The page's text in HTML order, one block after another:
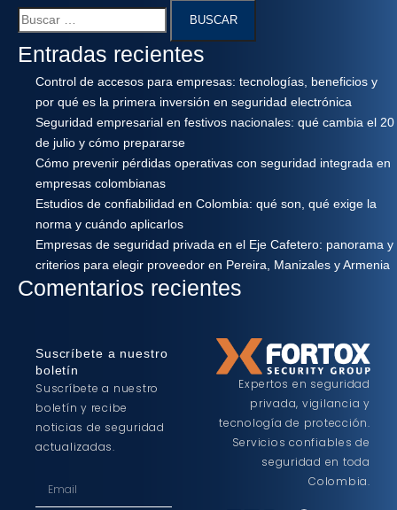
Entradas recientes
Control de accesos para empresas: tecnologías, beneficios y
por qué es la primera inversión en seguridad electrónica
Seguridad empresarial en festivos nacionales: qué cambia el 20
de julio y cómo prepararse
Cómo prevenir pérdidas operativas con seguridad integrada en
empresas colombianas
Estudios de confiabilidad en Colombia: qué son, qué exige la
norma y cuándo aplicarlos
Empresas de seguridad privada en el Eje Cafetero: panorama y
criterios para elegir proveedor en Pereira, Manizales y Armenia
Comentarios recientes
Suscríbete a nuestro
boletín
Suscríbete a nuestro
boletín y recibe
noticias de seguridad
actualizadas.
Expertos en seguridad
privada, vigilancia y
tecnología de protección.
Servicios confiables de
seguridad en toda
Colombia.